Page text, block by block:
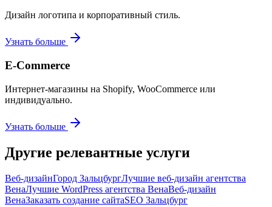
Дизайн логотипа и корпоративный стиль.
Узнать больше
E-Commerce
Интернет-магазины на Shopify, WooCommerce или
индивидуально.
Узнать больше
Другие релевантные услуги
Веб-дизайнГород ЗальцбургЛучшие веб-дизайн агентства
ВенаЛучшие WordPress агентства ВенаВеб-дизайн
ВенаЗаказать создание сайтаSEO Зальцбург